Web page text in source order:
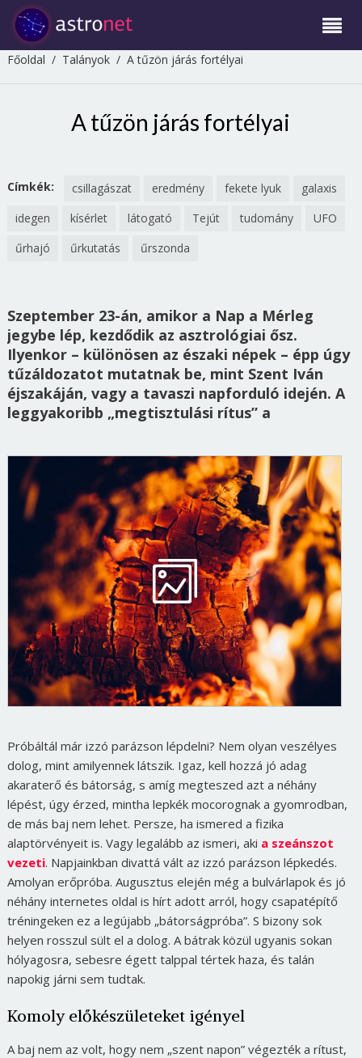
Főoldal / Talányok/ A tűzön járás fortélyai
A tűzön járás fortélyai
Címkék: csillagászat eredmény fekete lyuk
galaxis
idegen
kísérlet látogató Tejút tudomány
UFO
űrhajó
űrkutatás űrszonda
Szeptember 23-án, amikor a Nap a Mérleg
jegybe lép, kezdődik az asztrológiai ősz.
Ilyenkor – különösen az északi népek – épp úgy
tűzáldozatot mutatnak be, mint Szent Iván
éjszakáján, vagy a tavaszi napforduló idején. A
leggyakoribb „megtisztulási rítus” a
Próbáltál már izzó parázson lépdelni? Nem olyan veszélyes
dolog, mint amilyennek látszik. Igaz, kell hozzá jó adag
akaraterő és bátorság, s amíg megteszed azt a néhány
lépést, úgy érzed, mintha lepkék mocorognak a gyomrodban,
de más baj nem lehet. Persze, ha ismered a fizika
alaptörvényeit is. Vagy legalább az ismeri, aki a szeánszot
vezeti. Napjainkban divattá vált az izzó parázson lépkedés.
Amolyan erőpróba. Augusztus elején még a bulvárlapok és jó
néhány internetes oldal is hírt adott arról, hogy csapatépítő
tréningeken ez a legújabb „bátorságpróba”. S bizony sok
helyen rosszul sült el a dolog. A bátrak közül ugyanis sokan
hólyagosra, sebesre égett talppal tértek haza, és talán
napokig járni sem tudtak.
Komoly előkészületeket igényel
A baj nem az volt, hogy nem „szent napon” végezték a rítust,